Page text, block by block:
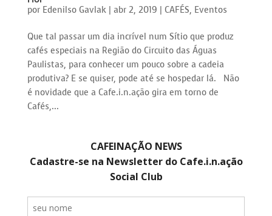
por Edenilso Gavlak| abr 2, 2019 | CAFÉS, Eventos
Que tal passar um dia incrível num Sítio que produz
cafés especiais na Região do Circuito das Águas
Paulistas, para conhecer um pouco sobre a cadeia
produtiva? E se quiser, pode até se hospedar lá. Não
é novidade que a Cafe.i.n.ação gira em torno de
Cafés,...